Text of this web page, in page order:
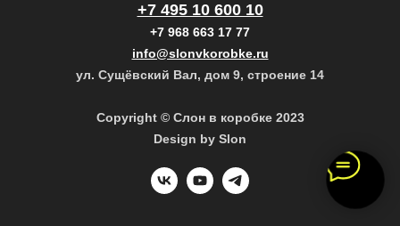
+7 495 10 600 10
+7 968 663 17 77
info@slonvkorobke.ru
ул. Сущёвский Вал, дом 9, строение 14
Copyright © Слон в коробке 2023
Design by Slon